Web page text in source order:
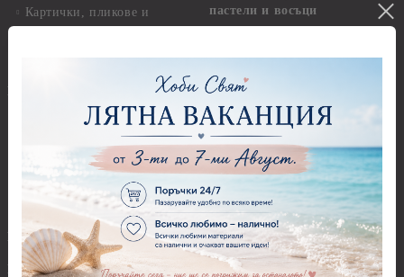
Картички, пликове и
покани
Етно
Дизайнерски хартии
Елементи за декорация
Ширити, шевици, канапи
Предмети за декорация
Брадс, айлетс, холдери
Бои - акрилни, гланц, мат,
пастели и восъци
химикали
Моливи
Пастели
Панделки, дантели и други
Панделки
Панделки 0,60 см
Панделки 1,00 см